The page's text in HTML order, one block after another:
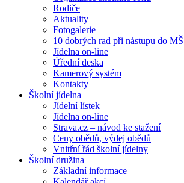
Rodiče
Aktuality
Fotogalerie
10 dobrých rad při nástupu do MŠ
Jídelna on-line
Úřední deska
Kamerový systém
Kontakty
Školní jídelna
Jídelní lístek
Jídelna on-line
Strava.cz – návod ke stažení
Ceny obědů, výdej obědů
Vnitřní řád školní jídelny
Školní družina
Základní informace